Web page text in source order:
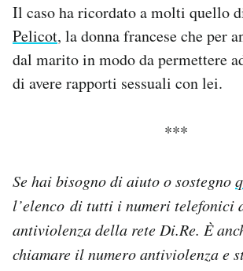
Il caso ha ricordato a molti quello
Pelicot, la donna francese che per
dal marito in modo da permettere
di avere rapporti sessuali con lei.
***
Se hai bisogno di aiuto o sostegno
l’elenco di tutti i numeri telefonici
antiviolenza della rete Di.Re. È
chiamare il numero antiviolenza e